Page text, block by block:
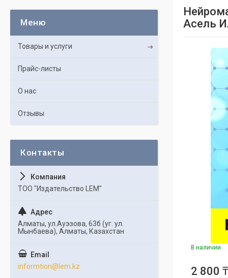
Асель
В наличии
2 800 ₸
Товары и услуги
Прайс-листы
О нас
Отзывы
ТОО "Издательство LEM"
Алматы, ул.Ауэзова, 63б (уг. ул.
Мынбаева), Алматы, Казахстан
informtion@lem.kz